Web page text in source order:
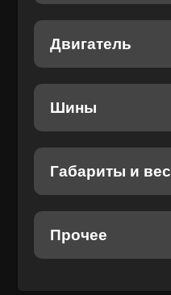
Двигатель
Шины
Габариты и вес
Прочее